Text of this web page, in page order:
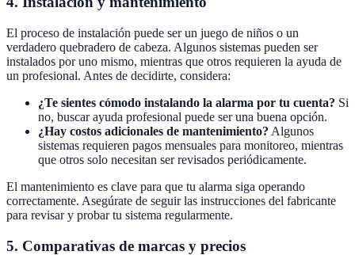
El proceso de instalación puede ser un juego de niños o un
verdadero quebradero de cabeza. Algunos sistemas pueden ser
instalados por uno mismo, mientras que otros requieren la ayuda de
un profesional. Antes de decidirte, considera:
¿Te sientes cómodo instalando la alarma por tu cuenta? Si
no, buscar ayuda profesional puede ser una buena opción.
¿Hay costos adicionales de mantenimiento? Algunos
sistemas requieren pagos mensuales para monitoreo, mientras
que otros solo necesitan ser revisados periódicamente.
El mantenimiento es clave para que tu alarma siga operando
correctamente. Asegúrate de seguir las instrucciones del fabricante
para revisar y probar tu sistema regularmente.
5. Comparativas de marcas y precios